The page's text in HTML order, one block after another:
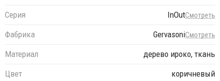
Серия InOutСмотреть
Фабрика GervasoniСмотреть
Материал
дерево ироко, ткань
Цвет
коричневый